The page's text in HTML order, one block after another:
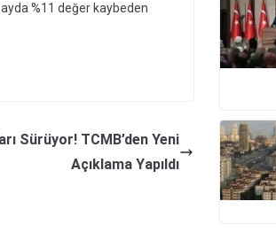
ayda %11 değer kaybeden
Sürüyor! TCMB’den Yeni
Açıklama Yapıldı